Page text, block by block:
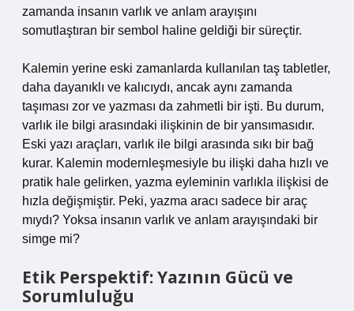
zamanda insanın varlık ve anlam arayışını
somutlaştıran bir sembol haline geldiği bir süreçtir.
Kalemin yerine eski zamanlarda kullanılan taş tabletler,
daha dayanıklı ve kalıcıydı, ancak aynı zamanda
taşıması zor ve yazması da zahmetli bir işti. Bu durum,
varlık ile bilgi arasındaki ilişkinin de bir yansımasıdır.
Eski yazı araçları, varlık ile bilgi arasında sıkı bir bağ
kurar. Kalemin modernleşmesiyle bu ilişki daha hızlı ve
pratik hale gelirken, yazma eyleminin varlıkla ilişkisi de
hızla değişmiştir. Peki, yazma aracı sadece bir araç
mıydı? Yoksa insanın varlık ve anlam arayışındaki bir
simge mi?
Etik Perspektif: Yazının Gücü ve
Sorumluluğu